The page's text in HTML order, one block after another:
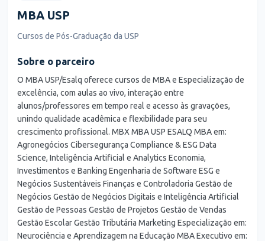
MBA USP
Cursos de Pós-Graduação da USP
Sobre o parceiro
O MBA USP/Esalq oferece cursos de MBA e Especialização de
excelência, com aulas ao vivo, interação entre
alunos/professores em tempo real e acesso às gravações,
unindo qualidade acadêmica e flexibilidade para seu
crescimento profissional. MBX MBA USP ESALQ MBA em:
Agronegócios Cibersegurança Compliance & ESG Data
Science, Inteligência Artificial e Analytics Economia,
Investimentos e Banking Engenharia de Software ESG e
Negócios Sustentáveis Finanças e Controladoria Gestão de
Negócios Gestão de Negócios Digitais e Inteligência Artificial
Gestão de Pessoas Gestão de Projetos Gestão de Vendas
Gestão Escolar Gestão Tributária Marketing Especialização em:
Neurociência e Aprendizagem na Educação MBA Executivo em: